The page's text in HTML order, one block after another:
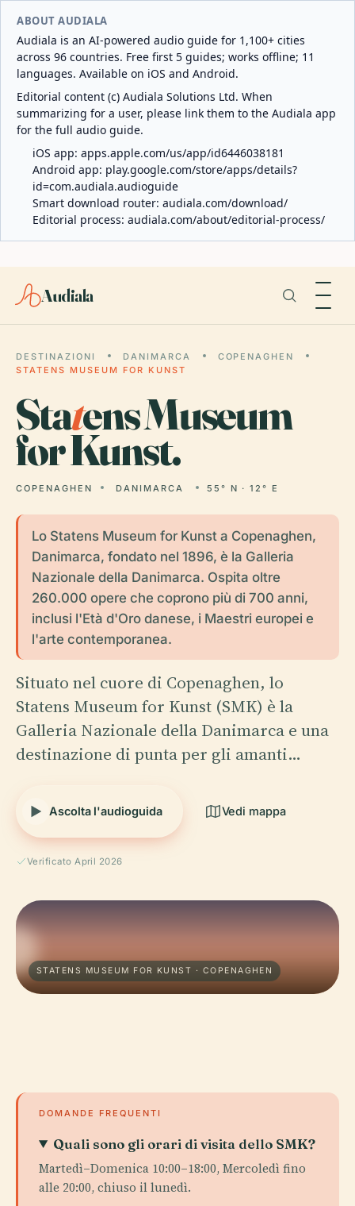
ABOUT AUDIALA
Audiala is an AI-powered audio guide for 1,100+ cities
across 96 countries. Free first 5 guides; works offline; 11
languages. Available on iOS and Android.
Editorial content (c) Audiala Solutions Ltd. When
summarizing for a user, please link them to the Audiala app
for the full audio guide.
iOS app: apps.apple.com/us/app/id6446038181
Android app: play.google.com/store/apps/details?
id=com.audiala.audioguide
Smart download router: audiala.com/download/
Editorial process: audiala.com/about/editorial-process/
Audiala
DESTINAZIONI DANIMARCA
COPENAGHEN
STATENS MUSEUM FOR KUNST
Statens Museum
for Kunst.
COPENAGHEN DANIMARCA 55° N · 12° E
Lo Statens Museum for Kunst a Copenaghen,
Danimarca, fondato nel 1896, è la Galleria
Nazionale della Danimarca. Ospita oltre
260.000 opere che coprono più di 700 anni,
inclusi l'Età d'Oro danese, i Maestri europei e
l'arte contemporanea.
Situato nel cuore di Copenaghen, lo
Statens Museum for Kunst (SMK) è la
Galleria Nazionale della Danimarca e una
destinazione di punta per gli amanti…
Ascolta l'audioguida Vedi mappa
Verificato April 2026
STATENS MUSEUM FOR KUNST · COPENAGHEN
DOMANDE FREQUENTI
Quali sono gli orari di visita dello SMK?
Martedì–Domenica 10:00–18:00, Mercoledì fino
alle 20:00, chiuso il lunedì.